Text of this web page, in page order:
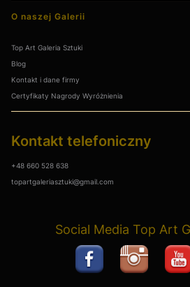
O naszej Galerii
Top Art Galeria Sztuki
Blog
Kontakt i dane firmy
Certyfikaty Nagrody Wyróżnienia
Kontakt telefoniczny
+48 660 528 638
topartgaleriasztuki@gmail.com
Social Media Top Art